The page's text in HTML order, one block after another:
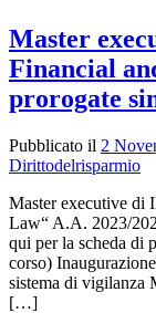
Master
Financial
prorogate
Pubblicato il 2
Dirittodelrisparmio
Master executive di
Law“ A.A. 2023/
qui per la scheda di
corso)
sistema di vigilanza
[…]